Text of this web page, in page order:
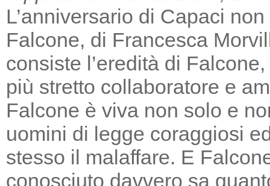
L’anniversario di Capaci
Falcone, di Francesca
consiste l’eredità di
più stretto collaboratore e
Falcone è viva non solo e
uomini di legge coraggiosi
stesso il malaffare. E
conosciuto davvero sa